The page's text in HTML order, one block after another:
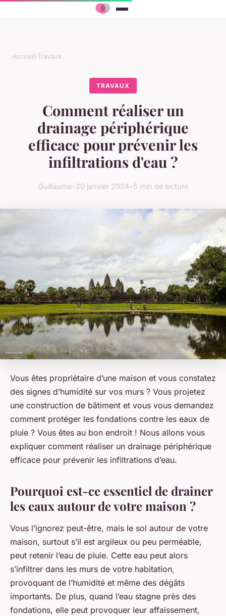
Accueil›Travaux
TRAVAUX
Comment réaliser un
drainage périphérique
efficace pour prévenir les
infiltrations d'eau ?
Guillaume•20 janvier 2024•5 min de lecture
Vous êtes propriétaire d’une maison et vous constatez
des signes d’humidité sur vos murs ? Vous projetez
une construction de bâtiment et vous vous demandez
comment protéger les fondations contre les eaux de
pluie ? Vous êtes au bon endroit ! Nous allons vous
expliquer comment réaliser un drainage périphérique
efficace pour prévenir les infiltrations d’eau.
Pourquoi est-ce essentiel de drainer
les eaux autour de votre maison ?
Vous l’ignorez peut-être, mais le sol autour de votre
maison, surtout s’il est argileux ou peu perméable,
peut retenir l’eau de pluie. Cette eau peut alors
s’infiltrer dans les murs de votre habitation,
provoquant de l’humidité et même des dégâts
importants. De plus, quand l’eau stagne près des
fondations, elle peut provoquer leur affaissement,